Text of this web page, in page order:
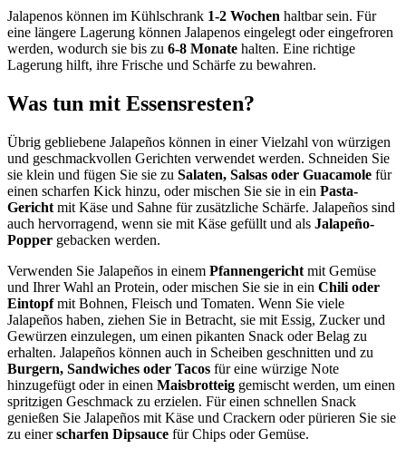
Jalapenos können im Kühlschrank 1-2 Wochen haltbar sein. Für
eine längere Lagerung können Jalapenos eingelegt oder eingefroren
werden, wodurch sie bis zu 6-8 Monate halten. Eine richtige
Lagerung hilft, ihre Frische und Schärfe zu bewahren.
Was tun mit Essensresten?
Übrig gebliebene Jalapeños können in einer Vielzahl von würzigen
und geschmackvollen Gerichten verwendet werden. Schneiden Sie
sie klein und fügen Sie sie zu Salaten, Salsas oder Guacamole für
einen scharfen Kick hinzu, oder mischen Sie sie in ein Pasta-
Gericht mit Käse und Sahne für zusätzliche Schärfe. Jalapeños sind
auch hervorragend, wenn sie mit Käse gefüllt und als Jalapeño-
Popper gebacken werden.
Verwenden Sie Jalapeños in einem Pfannengericht mit Gemüse
und Ihrer Wahl an Protein, oder mischen Sie sie in ein Chili oder
Eintopfmit Bohnen, Fleisch und Tomaten. Wenn Sie viele
Jalapeños haben, ziehen Sie in Betracht, sie mit Essig, Zucker und
Gewürzen einzulegen, um einen pikanten Snack oder Belag zu
erhalten. Jalapeños können auch in Scheiben geschnitten und zu
Burgern, Sandwiches oder Tacos für eine würzige Note
hinzugefügt oder in einen Maisbrotteig gemischt werden, um einen
spritzigen Geschmack zu erzielen. Für einen schnellen Snack
genießen Sie Jalapeños mit Käse und Crackern oder pürieren Sie sie
zu einerscharfen Dipsauce für Chips oder Gemüse.